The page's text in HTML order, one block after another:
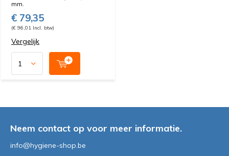
mm.
€ 79,35
(€ 96,01 Incl. btw)
Vergelijk
Neem contact op voor meer informatie.
info@hygiene-shop.be